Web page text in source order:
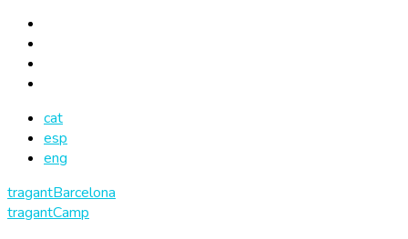
cat
esp
eng
tragantBarcelona
tragantCamp